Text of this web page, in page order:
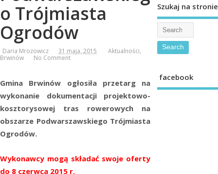
o Trójmiasta
Ogrodów
Daria Mrozowicz 31 maja, 2015 Aktualności,
Brwinów
No Comment
Gmina Brwinów ogłosiła przetarg na
wykonanie dokumentacji projektowo-
kosztorysowej tras rowerowych na
obszarze Podwarszawskiego Trójmiasta
Ogrodów.
Wykonawcy mogą składać swoje oferty
do 8 czerwca 2015 r.
Szukaj na stronie
facebook